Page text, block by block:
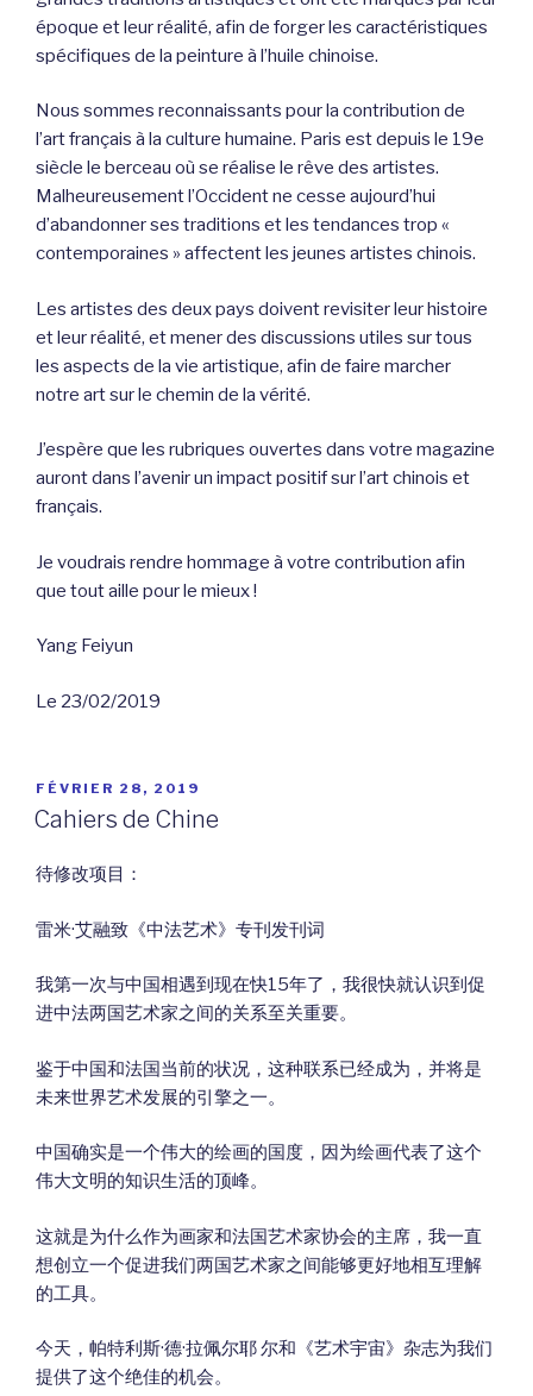
époque et leur réalité, afin de forger les caractéristiques
spécifiques de la peinture à l’huile chinoise.
Nous sommes reconnaissants pour la contribution de
l’art français à la culture humaine. Paris est depuis le 19e
siècle le berceau où se réalise le rêve des artistes.
Malheureusement l’Occident ne cesse aujourd’hui
d’abandonner ses traditions et les tendances trop «
contemporaines » affectent les jeunes artistes chinois.
Les artistes des deux pays doivent revisiter leur histoire
et leur réalité, et mener des discussions utiles sur tous
les aspects de la vie artistique, afin de faire marcher
notre art sur le chemin de la vérité.
J’espère que les rubriques ouvertes dans votre magazine
auront dans l’avenir un impact positif sur l’art chinois et
français.
Je voudrais rendre hommage à votre contribution afin
que tout aille pour le mieux !
Yang Feiyun
Le 23/02/2019
PUBLIÉ
LE
FÉVRIER 28, 2019
Cahiers de Chine
待修改项目：
雷米·艾融致《中法艺术》专刊发刊词
我第一次与中国相遇到现在快15年了，我很快就认识到促
进中法两国艺术家之间的关系至关重要。
鉴于中国和法国当前的状况，这种联系已经成为，并将是
未来世界艺术发展的引擎之一。
中国确实是一个伟大的绘画的国度，因为绘画代表了这个
伟大文明的知识生活的顶峰。
这就是为什么作为画家和法国艺术家协会的主席，我一直
想创立一个促进我们两国艺术家之间能够更好地相互理解
的工具。
今天，帕特利斯·德·拉佩尔耶 尔和《艺术宇宙》杂志为我们
提供了这个绝佳的机会。